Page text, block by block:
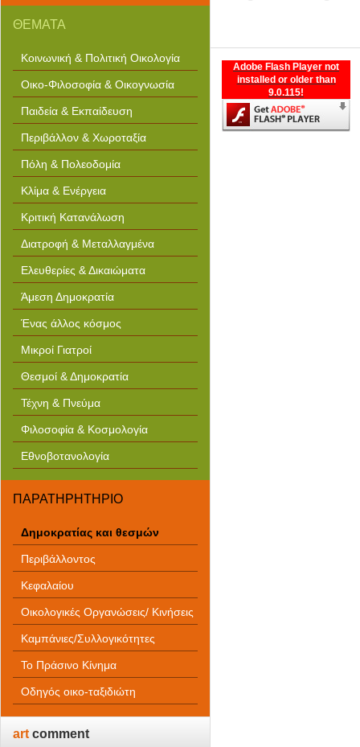
ΘΕΜΑΤΑ
Κοινωνική & Πολιτική Οικολογία
Οικο-Φιλοσοφία & Οικογνωσία
Παιδεία & Εκπαίδευση
Περιβάλλον & Χωροταξία
Πόλη & Πολεοδομία
Κλίμα & Ενέργεια
Κριτική Κατανάλωση
Διατροφή & Μεταλλαγμένα
Ελευθερίες & Δικαιώματα
Άμεση Δημοκρατία
Ένας άλλος κόσμος
Μικροί Γιατροί
Θεσμοί & Δημοκρατία
Τέχνη & Πνεύμα
Φιλοσοφία & Κοσμολογία
Εθνοβοτανολογία
ΠΑΡΑΤΗΡΗΤΗΡΙΟ
Δημοκρατίας και θεσμών
Περιβάλλοντος
Κεφαλαίου
Οικολογικές Οργανώσεις/ Κινήσεις
Καμπάνιες/Συλλογικότητες
Το Πράσινο Κίνημα
Οδηγός οικο-ταξιδιώτη
artcomment
Adobe Flash Player not
installed or older than
9.0.115!